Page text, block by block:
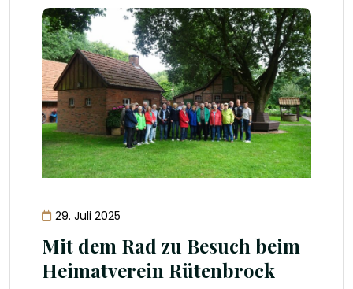
29. Juli 2025
Mit dem Rad zu Besuch beim
Heimatverein Rütenbrock